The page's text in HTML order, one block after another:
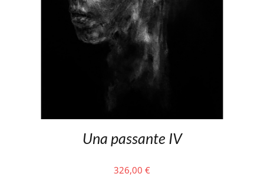
Una passante IV
326,00 €